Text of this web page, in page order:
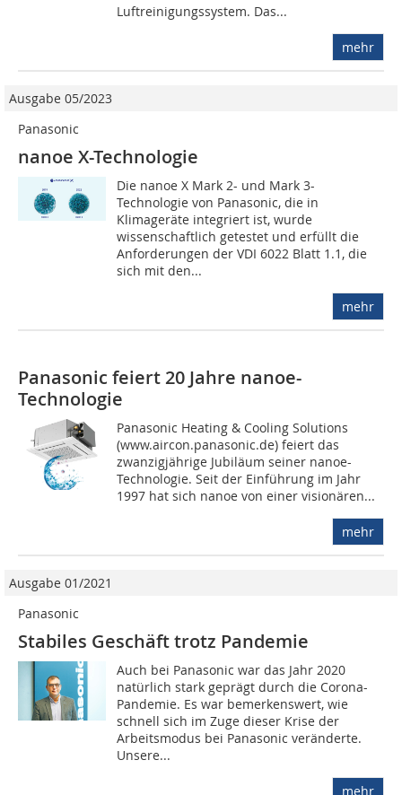
Luftreinigungssystem. Das...
mehr
Ausgabe 05/2023
Panasonic
nanoe X-Technologie
Die nanoe X Mark 2- und Mark 3-
Technologie von Panasonic, die in
Klimageräte integriert ist, wurde
wissenschaftlich getestet und erfüllt die
Anforderungen der VDI 6022 Blatt 1.1, die
sich mit den...
mehr
Panasonic feiert 20 Jahre nanoe-
Technologie
Panasonic Heating & Cooling Solutions
(www.aircon.panasonic.de) feiert das
zwanzigjährige Jubiläum seiner nanoe-
Technologie. Seit der Einführung im Jahr
1997 hat sich nanoe von einer visionären...
mehr
Ausgabe 01/2021
Panasonic
Stabiles Geschäft trotz Pandemie
Auch bei Panasonic war das Jahr 2020
natürlich stark geprägt durch die Corona-
Pandemie. Es war bemerkenswert, wie
schnell sich im Zuge dieser Krise der
Arbeitsmodus bei Panasonic veränderte.
Unsere...
mehr